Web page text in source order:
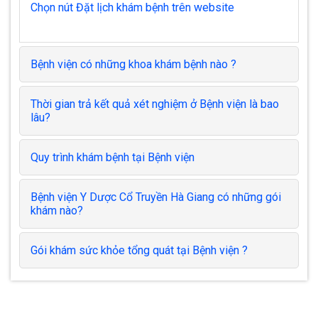
Chọn nút Đặt lịch khám bệnh trên website
Bệnh viện có những khoa khám bệnh nào ?
Thời gian trả kết quả xét nghiệm ở Bệnh viện là bao
lâu?
Quy trình khám bệnh tại Bệnh viện
Bệnh viện Y Dược Cổ Truyền Hà Giang có những gói
khám nào?
Gói khám sức khỏe tổng quát tại Bệnh viện ?